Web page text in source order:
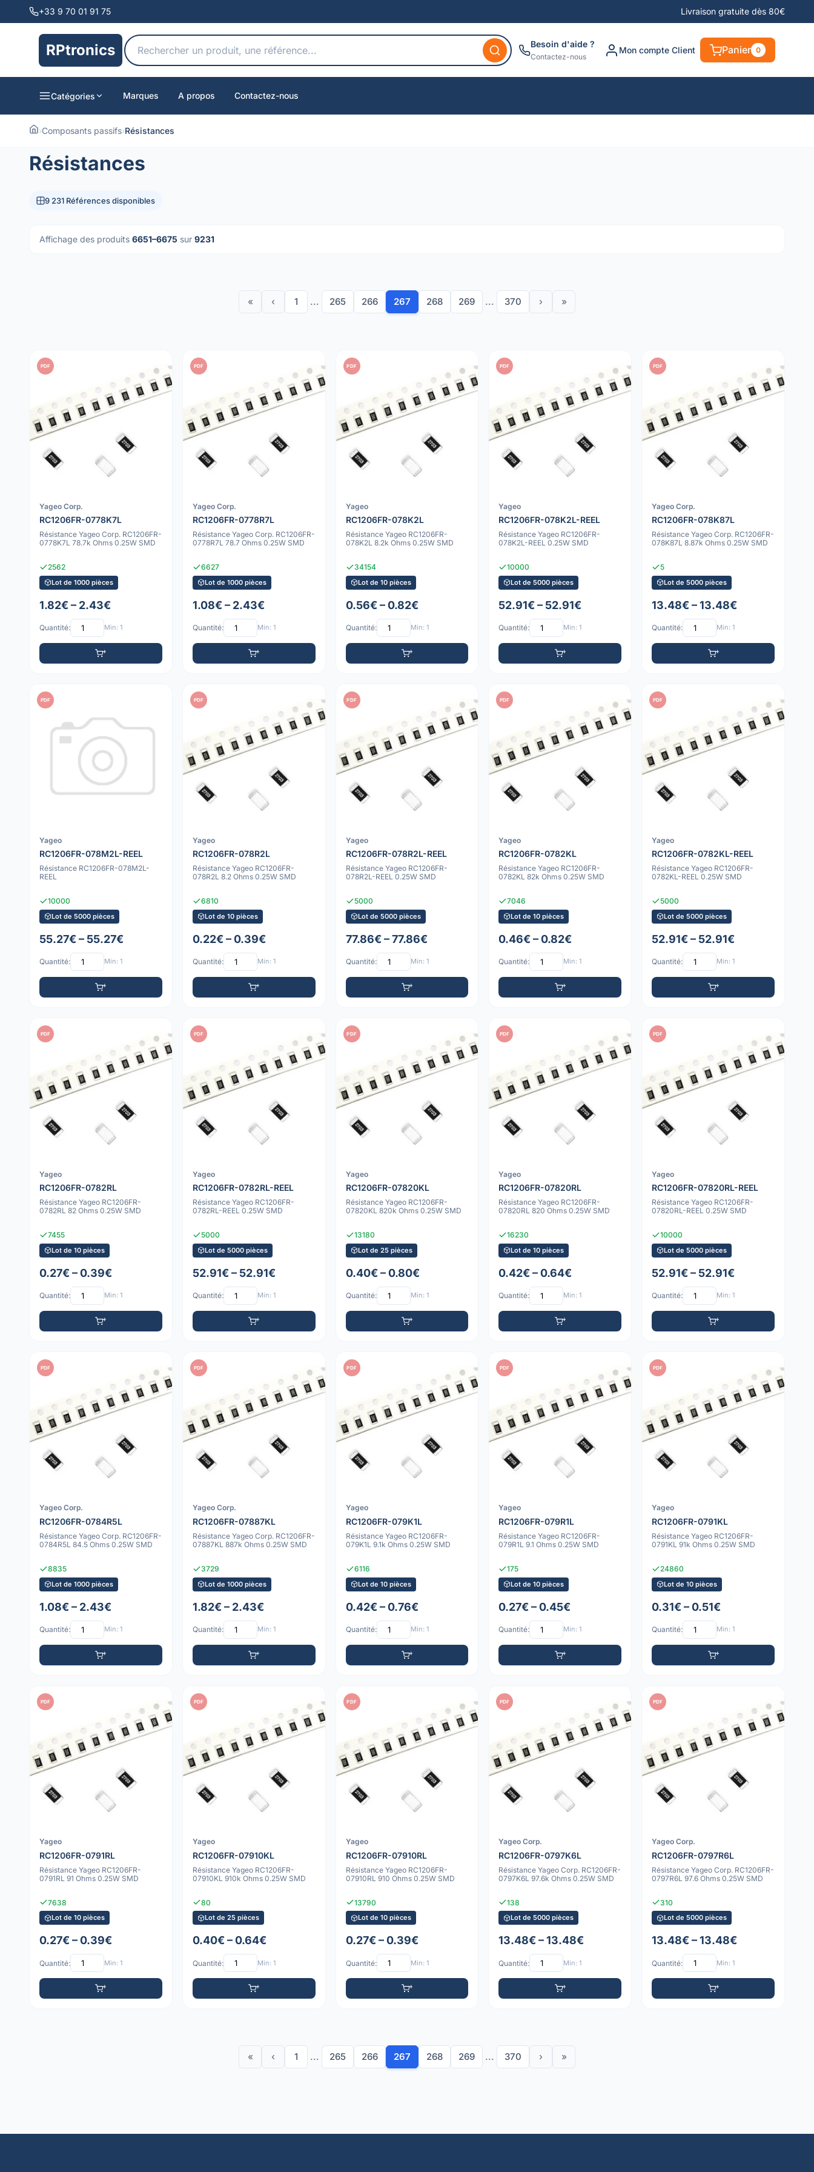
+33 9 70 01 91 75 Livraison gratuite dès 80€
RPtronics Besoin d'aide ?
Contactez-nous
Mon compte Client Panier 0
Catégories Marques A propos Contactez-nous
›Composants passifs›Résistances
Résistances
9 231 Références disponibles
Affichage des produits 6651–6675 sur 9231
« ‹ 1 ... 265 266 267 268 269 ... 370 › »
PDF
Yageo Corp.
RC1206FR-0778K7L
Résistance Yageo Corp. RC1206FR-
0778K7L 78.7k Ohms 0.25W SMD
2562
Lot de 1000 pièces
1.82€ – 2.43€
Quantité: Min: 1
PDF
Yageo Corp.
RC1206FR-0778R7L
Résistance Yageo Corp. RC1206FR-
0778R7L 78.7 Ohms 0.25W SMD
6627
Lot de 1000 pièces
1.08€ – 2.43€
Quantité: Min: 1
PDF
Yageo
RC1206FR-078K2L
Résistance Yageo RC1206FR-
078K2L 8.2k Ohms 0.25W SMD
34154
Lot de 10 pièces
0.56€ – 0.82€
Quantité: Min: 1
PDF
Yageo
RC1206FR-078K2L-REEL
Résistance Yageo RC1206FR-
078K2L-REEL 0.25W SMD
10000
Lot de 5000 pièces
52.91€ – 52.91€
Quantité: Min: 1
PDF
Yageo Corp.
RC1206FR-078K87L
Résistance Yageo Corp. RC1206FR-
078K87L 8.87k Ohms 0.25W SMD
5
Lot de 5000 pièces
13.48€ – 13.48€
Quantité: Min: 1
PDF
Yageo
RC1206FR-078M2L-REEL
Résistance RC1206FR-078M2L-
REEL
10000
Lot de 5000 pièces
55.27€ – 55.27€
Quantité: Min: 1
PDF
Yageo
RC1206FR-078R2L
Résistance Yageo RC1206FR-
078R2L 8.2 Ohms 0.25W SMD
6810
Lot de 10 pièces
0.22€ – 0.39€
Quantité: Min: 1
PDF
Yageo
RC1206FR-078R2L-REEL
Résistance Yageo RC1206FR-
078R2L-REEL 0.25W SMD
5000
Lot de 5000 pièces
77.86€ – 77.86€
Quantité: Min: 1
PDF
Yageo
RC1206FR-0782KL
Résistance Yageo RC1206FR-
0782KL 82k Ohms 0.25W SMD
7046
Lot de 10 pièces
0.46€ – 0.82€
Quantité: Min: 1
PDF
Yageo
RC1206FR-0782KL-REEL
Résistance Yageo RC1206FR-
0782KL-REEL 0.25W SMD
5000
Lot de 5000 pièces
52.91€ – 52.91€
Quantité: Min: 1
PDF
Yageo
RC1206FR-0782RL
Résistance Yageo RC1206FR-
0782RL 82 Ohms 0.25W SMD
7455
Lot de 10 pièces
0.27€ – 0.39€
Quantité: Min: 1
PDF
Yageo
RC1206FR-0782RL-REEL
Résistance Yageo RC1206FR-
0782RL-REEL 0.25W SMD
5000
Lot de 5000 pièces
52.91€ – 52.91€
Quantité: Min: 1
PDF
Yageo
RC1206FR-07820KL
Résistance Yageo RC1206FR-
07820KL 820k Ohms 0.25W SMD
13180
Lot de 25 pièces
0.40€ – 0.80€
Quantité: Min: 1
PDF
Yageo
RC1206FR-07820RL
Résistance Yageo RC1206FR-
07820RL 820 Ohms 0.25W SMD
16230
Lot de 10 pièces
0.42€ – 0.64€
Quantité: Min: 1
PDF
Yageo
RC1206FR-07820RL-REEL
Résistance Yageo RC1206FR-
07820RL-REEL 0.25W SMD
10000
Lot de 5000 pièces
52.91€ – 52.91€
Quantité: Min: 1
PDF
Yageo Corp.
RC1206FR-0784R5L
Résistance Yageo Corp. RC1206FR-
0784R5L 84.5 Ohms 0.25W SMD
8835
Lot de 1000 pièces
1.08€ – 2.43€
Quantité: Min: 1
PDF
Yageo Corp.
RC1206FR-07887KL
Résistance Yageo Corp. RC1206FR-
07887KL 887k Ohms 0.25W SMD
3729
Lot de 1000 pièces
1.82€ – 2.43€
Quantité: Min: 1
PDF
Yageo
RC1206FR-079K1L
Résistance Yageo RC1206FR-
079K1L 9.1k Ohms 0.25W SMD
6116
Lot de 10 pièces
0.42€ – 0.76€
Quantité: Min: 1
PDF
Yageo
RC1206FR-079R1L
Résistance Yageo RC1206FR-
079R1L 9.1 Ohms 0.25W SMD
175
Lot de 10 pièces
0.27€ – 0.45€
Quantité: Min: 1
PDF
Yageo
RC1206FR-0791KL
Résistance Yageo RC1206FR-
0791KL 91k Ohms 0.25W SMD
24860
Lot de 10 pièces
0.31€ – 0.51€
Quantité: Min: 1
PDF
Yageo
RC1206FR-0791RL
Résistance Yageo RC1206FR-
0791RL 91 Ohms 0.25W SMD
7638
Lot de 10 pièces
0.27€ – 0.39€
Quantité: Min: 1
PDF
Yageo
RC1206FR-07910KL
Résistance Yageo RC1206FR-
07910KL 910k Ohms 0.25W SMD
80
Lot de 25 pièces
0.40€ – 0.64€
Quantité: Min: 1
PDF
Yageo
RC1206FR-07910RL
Résistance Yageo RC1206FR-
07910RL 910 Ohms 0.25W SMD
13790
Lot de 10 pièces
0.27€ – 0.39€
Quantité: Min: 1
PDF
Yageo Corp.
RC1206FR-0797K6L
Résistance Yageo Corp. RC1206FR-
0797K6L 97.6k Ohms 0.25W SMD
138
Lot de 5000 pièces
13.48€ – 13.48€
Quantité: Min: 1
PDF
Yageo Corp.
RC1206FR-0797R6L
Résistance Yageo Corp. RC1206FR-
0797R6L 97.6 Ohms 0.25W SMD
310
Lot de 5000 pièces
13.48€ – 13.48€
Quantité: Min: 1
« ‹ 1 ... 265 266 267 268 269 ... 370 › »